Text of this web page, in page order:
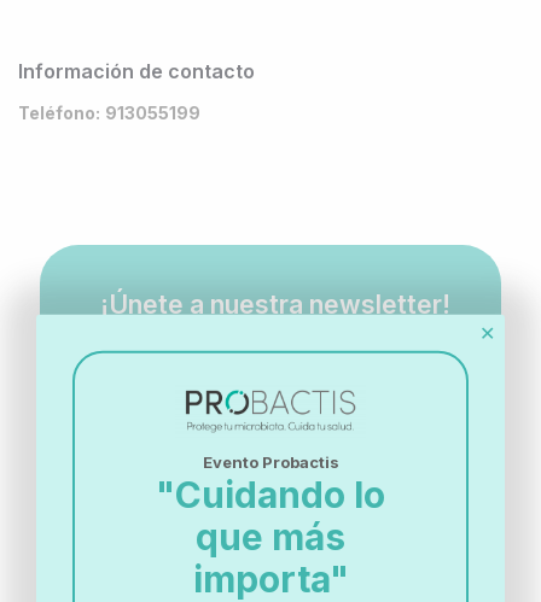
Información de contacto
Teléfono: 913055199
¡Únete a nuestra newsletter!
Si eres profesional sanitario marca esta casilla
He leído y acepto lapolítica de privacidad
✕
Evento Probactis
"Cuidando lo
que más
importa"